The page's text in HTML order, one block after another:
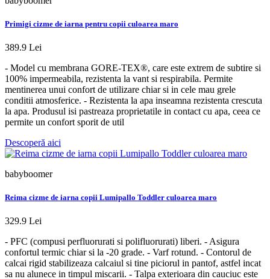
Primigi cizme de iarna pentru copii culoarea maro
389.9 Lei
- Model cu membrana GORE-TEX®, care este extrem de subtire si
100% impermeabila, rezistenta la vant si respirabila. Permite
mentinerea unui confort de utilizare chiar si in cele mau grele
conditii atmosferice. - Rezistenta la apa inseamna rezistenta crescuta
la apa. Produsul isi pastreaza proprietatile in contact cu apa, ceea ce
permite un confort sporit de util
Descoperă aici
babyboomer
Reima cizme de iarna copii Lumipallo Toddler culoarea maro
329.9 Lei
- PFC (compusi perfluorurati si polifluorurati) liberi. - Asigura
confortul termic chiar si la -20 grade. - Varf rotund. - Contorul de
calcai rigid stabilizeaza calcaiul si tine piciorul in pantof, astfel incat
sa nu alunece in timpul miscarii. - Talpa exterioara din cauciuc este